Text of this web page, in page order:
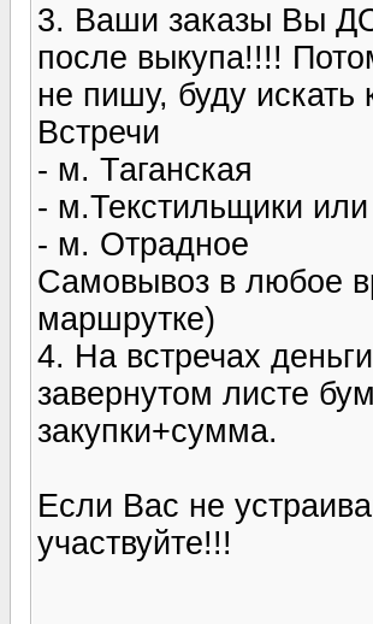
3. Ваши заказы Вы
после выкупа!!!!
не пишу, буду
Встречи
- м. Таганская
- м.Текстильщики
- м. Отрадное
Самовывоз в любое
маршрутке)
4. На встречах
завернутом листе
закупки+сумма.
Если Вас не
участвуйте!!!